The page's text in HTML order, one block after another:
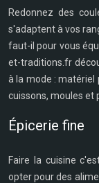
Redonnez des
s'adaptent à vos
faut-il pour vous
et-traditions.fr
à la mode : matériel
cuissons, moules et
Épicerie fine
Faire la cuisine
opter pour des